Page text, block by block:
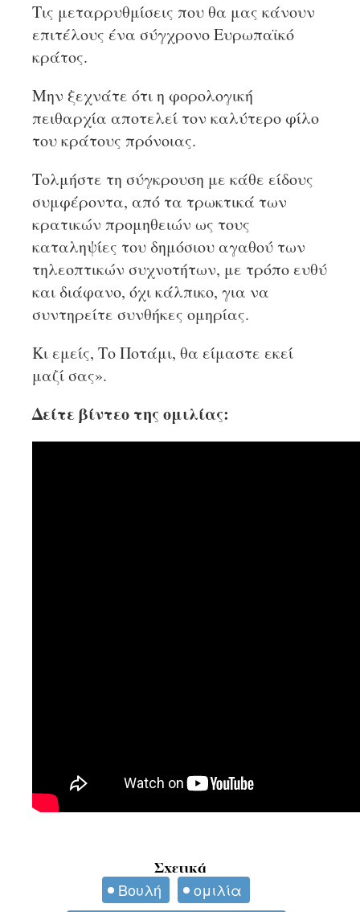
Τις μεταρρυθμίσεις που θα μας κάνουν
επιτέλους ένα σύγχρονο Ευρωπαϊκό
κράτος.
Μην ξεχνάτε ότι η φορολογική
πειθαρχία αποτελεί τον καλύτερο φίλο
του κράτους πρόνοιας.
Τολμήστε τη σύγκρουση με κάθε είδους
συμφέροντα, από τα τρωκτικά των
κρατικών προμηθειών ως τους
καταληψίες του δημόσιου αγαθού των
τηλεοπτικών συχνοτήτων, με τρόπο ευθύ
και διάφανο, όχι κάλπικο, για να
συντηρείτε συνθήκες ομηρίας.
Κι εμείς, Το Ποτάμι, θα είμαστε εκεί
μαζί σας».
Δείτε βίντεο της ομιλίας:
Σχετικά
Βουλή
ομιλία